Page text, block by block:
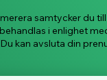
samtycker du
i enlighet
Du kan avsluta din